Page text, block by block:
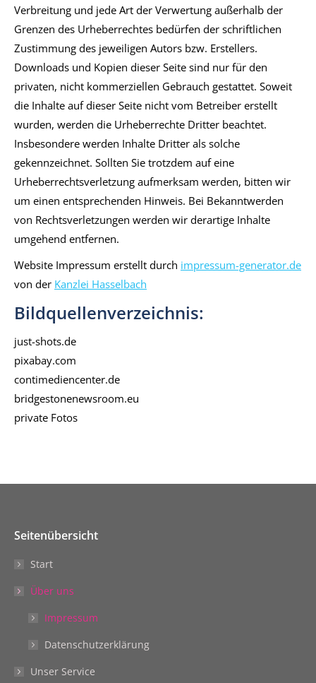
Verbreitung und jede Art der Verwertung außerhalb der
Grenzen des Urheberrechtes bedürfen der schriftlichen
Zustimmung des jeweiligen Autors bzw. Erstellers.
Downloads und Kopien dieser Seite sind nur für den
privaten, nicht kommerziellen Gebrauch gestattet. Soweit
die Inhalte auf dieser Seite nicht vom Betreiber erstellt
wurden, werden die Urheberrechte Dritter beachtet.
Insbesondere werden Inhalte Dritter als solche
gekennzeichnet. Sollten Sie trotzdem auf eine
Urheberrechtsverletzung aufmerksam werden, bitten wir
um einen entsprechenden Hinweis. Bei Bekanntwerden
von Rechtsverletzungen werden wir derartige Inhalte
umgehend entfernen.
Website Impressum erstellt durch impressum-generator.de
von der Kanzlei Hasselbach
Bildquellenverzeichnis:
just-shots.de
pixabay.com
contimediencenter.de
bridgestonenewsroom.eu
private Fotos
Seitenübersicht
Start
Über uns
Impressum
Datenschutzerklärung
Unser Service